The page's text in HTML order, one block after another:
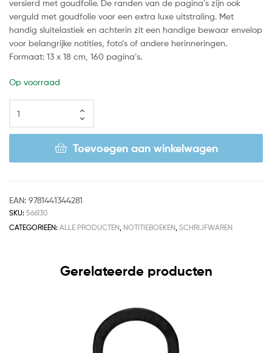
versierd met goudfolie. De randen van de pagina’s zijn ook
verguld met goudfolie voor een extra luxe uitstraling. Met
handig sluitelastiek en achterin zit een handige bewaar envelop
voor belangrijke notities, foto’s of andere herinneringen.
Formaat: 13 x 18 cm, 160 pagina’s.
Op voorraad
Toevoegen aan winkelwagen
EAN: 9781441344281
SKU: 566130
CATEGORIEËN: ALLE PRODUCTEN, NOTITIEBOEKEN, SCHRIJFWAREN
Gerelateerde producten